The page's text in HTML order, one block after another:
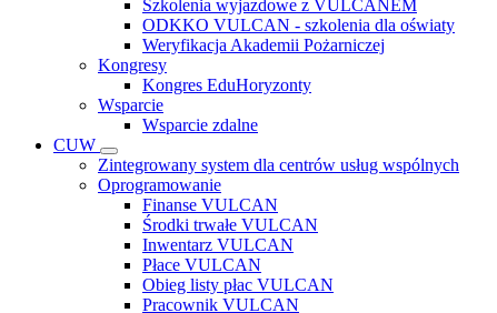
Szkolenia wyjazdowe z VULCANEM
ODKKO VULCAN - szkolenia dla oświaty
Weryfikacja Akademii Pożarniczej
Kongresy
Kongres EduHoryzonty
Wsparcie
Wsparcie zdalne
CUW
Zintegrowany system dla centrów usług wspólnych
Oprogramowanie
Finanse VULCAN
Środki trwałe VULCAN
Inwentarz VULCAN
Płace VULCAN
Obieg listy płac VULCAN
Pracownik VULCAN